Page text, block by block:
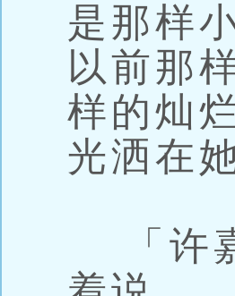
是那样
以前那
样的灿
光洒在
「许